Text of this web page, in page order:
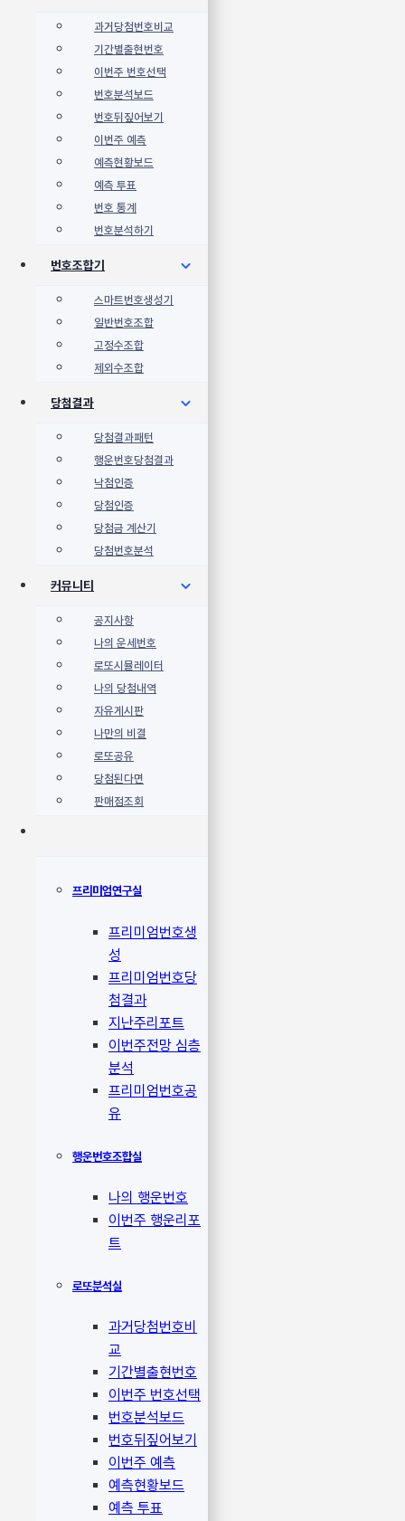
과거당첨번호비교
기간별출현번호
이번주 번호선택
번호분석보드
번호뒤짚어보기
이번주 예측
예측현황보드
예측 투표
번호 통계
번호분석하기
번호조합기
스마트번호생성기
일반번호조합
고정수조합
제외수조합
당첨결과
당첨결과패턴
행운번호당첨결과
낙첨인증
당첨인증
당첨금 계산기
당첨번호분석
커뮤니티
공지사항
나의 운세번호
로또시뮬레이터
나의 당첨내역
자유게시판
나만의 비결
로또공유
당첨된다면
판매점조회
프리미엄연구실
프리미엄번호생
성
프리미엄번호당
첨결과
지난주리포트
이번주전망 심층
분석
프리미엄번호공
유
행운번호조합실
나의 행운번호
이번주 행운리포
트
로또분석실
과거당첨번호비
교
기간별출현번호
이번주 번호선택
번호분석보드
번호뒤짚어보기
이번주 예측
예측현황보드
예측 투표